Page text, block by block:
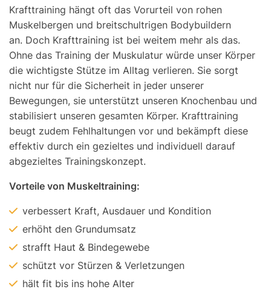
Krafttraining hängt oft das Vorurteil von rohen
Muskelbergen und breitschultrigen Bodybuildern
an. Doch Krafttraining ist bei weitem mehr als das.
Ohne das Training der Muskulatur würde unser Körper
die wichtigste Stütze im Alltag verlieren. Sie sorgt
nicht nur für die Sicherheit in jeder unserer
Bewegungen, sie unterstützt unseren Knochenbau und
stabilisiert unseren gesamten Körper. Krafttraining
beugt zudem Fehlhaltungen vor und bekämpft diese
effektiv durch ein gezieltes und individuell darauf
abgezieltes Trainingskonzept.
Vorteile von Muskeltraining:
verbessert Kraft, Ausdauer und Kondition
erhöht den Grundumsatz
strafft Haut & Bindegewebe
schützt vor Stürzen & Verletzungen
hält fit bis ins hohe Alter